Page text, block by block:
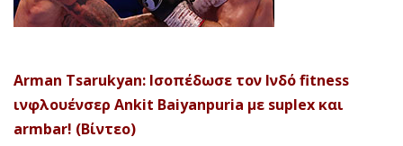
Arman Tsarukyan: Ισοπέδωσε τον Ινδό fitness
ινφλουένσερ Ankit Baiyanpuria με suplex και
armbar! (Βίντεο)